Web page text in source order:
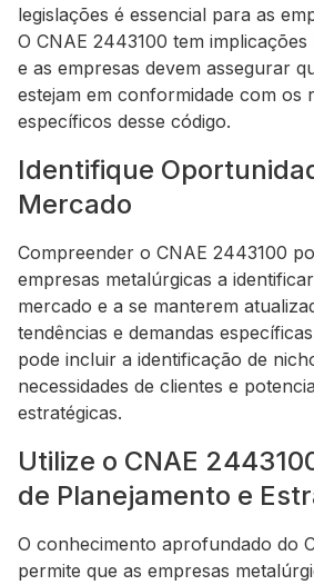
legislações é essencial para as
O CNAE 2443100 tem implicações
e as empresas devem assegurar
estejam em conformidade com os
específicos desse código.
Identifique
Mercado
Compreender o CNAE 2443100
empresas metalúrgicas a
mercado e a se manterem
tendências e demandas
pode incluir a identificação de
necessidades de clientes e
estratégicas.
Utilize o CNAE
de Planejamento e
O conhecimento aprofundado do
permite que as empresas